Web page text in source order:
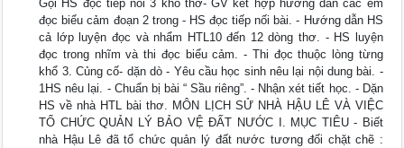
Gọi HS đọc tiếp nối 3 khổ thơ- GV kết hợp hướng dẫn các em
đọc biểu cảm đoạn 2 trong - HS đọc tiếp nối bài. - Hướng dẫn HS
cả lớp luyện đọc và nhẩm HTL10 đến 12 dòng thơ. - HS luyện
đọc trong nhĩm và thi đọc biểu cảm. - Thi đọc thuộc lòng từng
khổ 3. Củng cố- dặn dò - Yêu cầu học sinh nêu lại nội dung bài. -
1HS nêu lại. - Chuẩn bị bài “ Sầu riêng”. - Nhận xét tiết học. - Dặn
HS về nhà HTL bài thơ. MÔN LỊCH SỬ NHÀ HẬU LÊ VÀ VIỆC
TỔ CHỨC QUẢN LÝ BẢO VỆ ĐẤT NƯỚC I. MỤC TIÊU - Biết
nhà Hậu Lê đã tổ chức quản lý đất nước tương đối chặt chẽ :